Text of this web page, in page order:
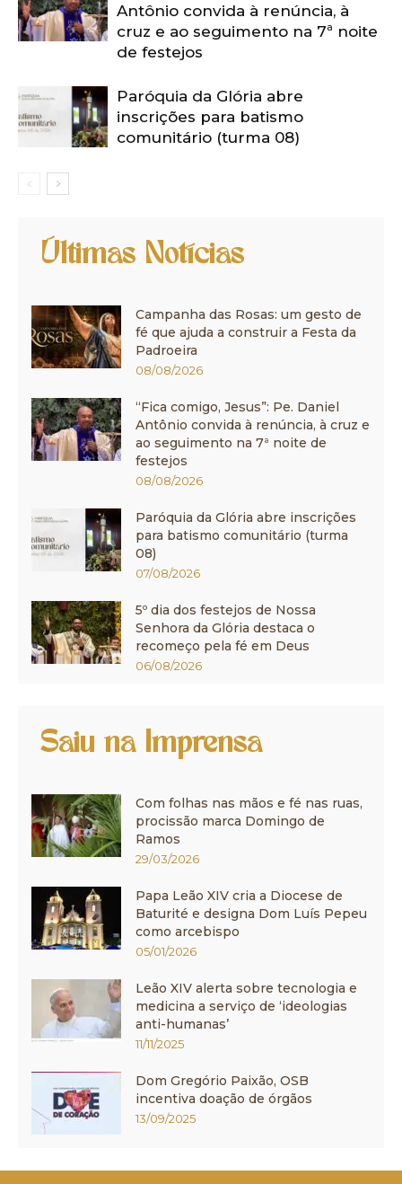
Antônio convida à renúncia, à
cruz e ao seguimento na 7ª noite
de festejos
Paróquia da Glória abre
inscrições para batismo
comunitário (turma 08)
Últimas Notícias
Campanha das Rosas: um gesto de
fé que ajuda a construir a Festa da
Padroeira
08/08/2026
“Fica comigo, Jesus”: Pe. Daniel
Antônio convida à renúncia, à cruz e
ao seguimento na 7ª noite de
festejos
08/08/2026
Paróquia da Glória abre inscrições
para batismo comunitário (turma
08)
07/08/2026
5º dia dos festejos de Nossa
Senhora da Glória destaca o
recomeço pela fé em Deus
06/08/2026
Saiu na Imprensa
Com folhas nas mãos e fé nas ruas,
procissão marca Domingo de
Ramos
29/03/2026
Papa Leão XIV cria a Diocese de
Baturité e designa Dom Luís Pepeu
como arcebispo
05/01/2026
Leão XIV alerta sobre tecnologia e
medicina a serviço de ‘ideologias
anti-humanas’
11/11/2025
Dom Gregório Paixão, OSB
incentiva doação de órgãos
13/09/2025